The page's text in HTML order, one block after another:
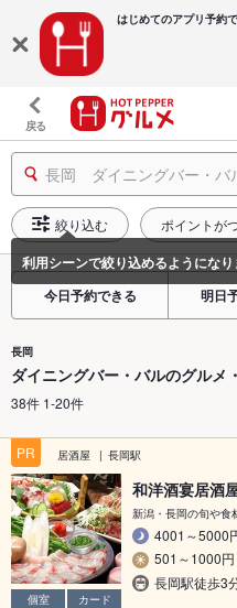
はじめてのアプリ予約
戻る
長岡 ダイニングバー・バ
絞り込む ポイントが
今日予約できる 明日
長岡
ダイニングバー・バルのグルメ
38件 1-20件
PR 居酒屋 長岡駅
個室
カード
和洋酒宴居酒
新潟・長岡の旬や食
4001～5000
501～1000円
長岡駅徒歩3